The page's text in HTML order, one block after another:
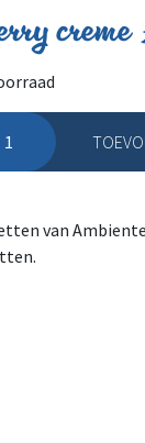
creme
van